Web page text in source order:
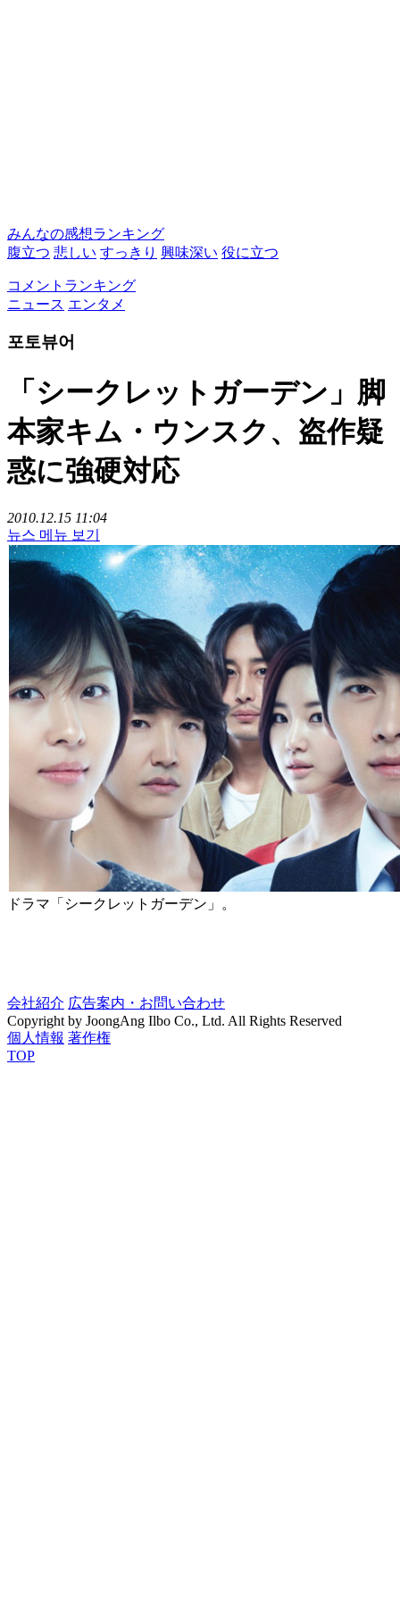
みんなの感想ランキング
腹立つ 悲しい すっきり 興味深い 役に立つ
コメントランキング
ニュース エンタメ
포토뷰어
「シークレットガーデン」脚
本家キム・ウンスク、盗作疑
惑に強硬対応
2010.12.15 11:04
뉴스 메뉴 보기
ドラマ「シークレットガーデン」。
会社紹介 広告案内・お問い合わせ
Copyright by JoongAng Ilbo Co., Ltd. All Rights Reserved
個人情報 著作権
TOP